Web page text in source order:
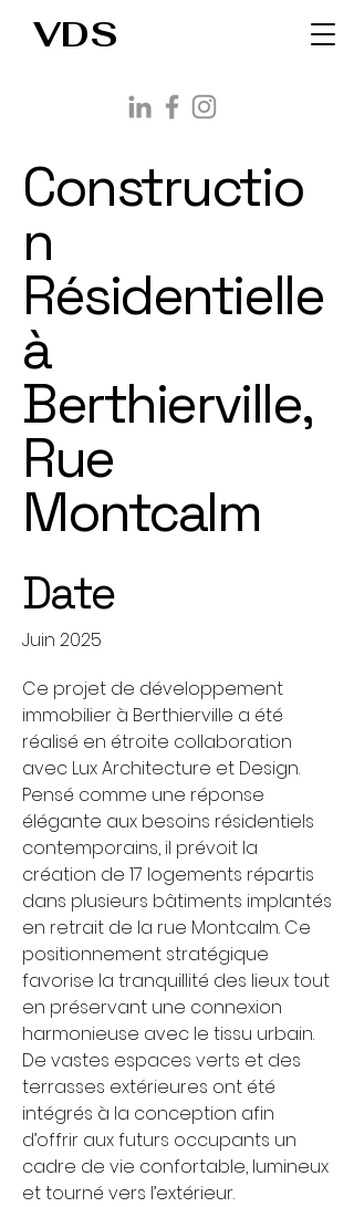
VDS
Constructio
n
Résidentielle
à
Berthierville,
Rue
Montcalm
Date
Juin 2025
Ce projet de développement
immobilier à Berthierville a été
réalisé en étroite collaboration
avec Lux Architecture et Design.
Pensé comme une réponse
élégante aux besoins résidentiels
contemporains, il prévoit la
création de 17 logements répartis
dans plusieurs bâtiments implantés
en retrait de la rue Montcalm. Ce
positionnement stratégique
favorise la tranquillité des lieux tout
en préservant une connexion
harmonieuse avec le tissu urbain.
De vastes espaces verts et des
terrasses extérieures ont été
intégrés à la conception afin
d’offrir aux futurs occupants un
cadre de vie confortable, lumineux
et tourné vers l’extérieur.